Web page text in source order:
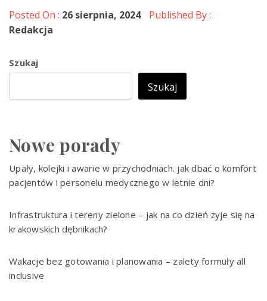
Posted On : 26 sierpnia, 2024
Published By :
Redakcja
Szukaj
Szukaj
Nowe porady
Upały, kolejki i awarie w przychodniach. jak dbać o komfort
pacjentów i personelu medycznego w letnie dni?
Infrastruktura i tereny zielone – jak na co dzień żyje się na
krakowskich dębnikach?
Wakacje bez gotowania i planowania – zalety formuły all
inclusive